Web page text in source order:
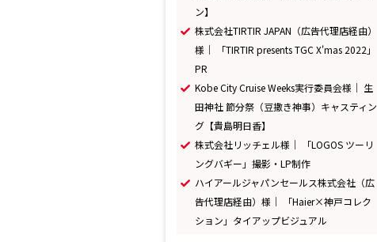
ン】
株式会社TIRTIR JAPAN（広告代理店経由）
様｜ 「TIRTIR presents TGC X'mas 2022」
PR
Kobe City Cruise Weeks実行委員会様｜ 生
田神社 節分祭（豆撒き神事）キャスティン
グ【貴島明日香】
株式会社リッチェル様｜ 「LOGOS ツーリ
ングバギー」撮影・LP制作
ハイアールジャパンセールス株式会社（広
告代理店経由）様｜ 「Haier×神戸コレク
ション」タイアップビジュアル